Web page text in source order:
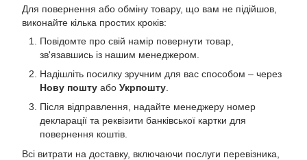
Для повернення або обміну товару, що вам не підійшов,
виконайте кілька простих кроків:
Повідомте про свій намір повернути товар,
зв'язавшись із нашим менеджером.
Надішліть посилку зручним для вас способом – через
Нову пошту або Укрпошту
Після відправлення, надайте менеджеру номер
декларації та реквізити банківської картки для
повернення коштів.
Всі витрати на доставку, включаючи послуги перевізника,